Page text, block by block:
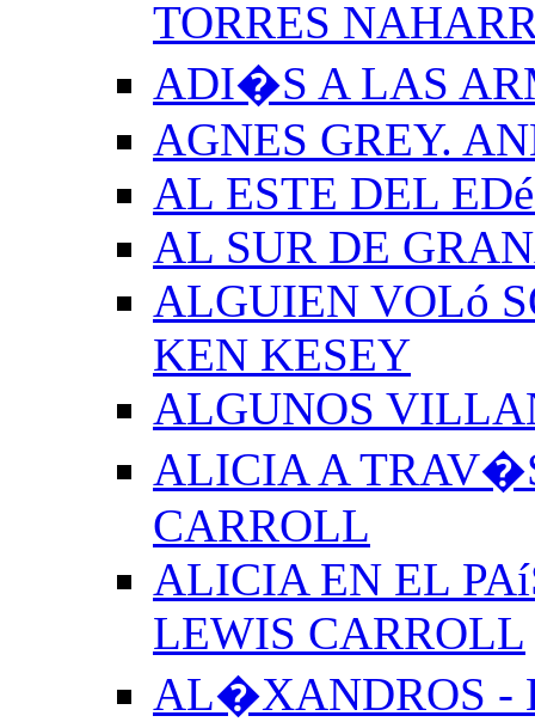
TORRES
ADI�S A LAS
AGNES GREY.
AL ESTE DEL
AL SUR DE
ALGUIEN VOLó
KEN KESEY
ALGUNOS
ALICIA A
CARROLL
ALICIA EN EL
LEWIS CARROLL
AL�XANDROS -